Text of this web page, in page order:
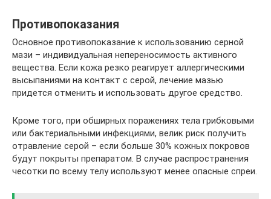
Противопоказания
Основное противопоказание к использованию серной
мази – индивидуальная непереносимость активного
вещества. Если кожа резко реагирует аллергическими
высыпаниями на контакт с серой, лечение мазью
придется отменить и использовать другое средство.
Кроме того, при обширных поражениях тела грибковыми
или бактериальными инфекциями, велик риск получить
отравление серой – если больше 30% кожных покровов
будут покрыты препаратом. В случае распространения
чесотки по всему телу используют менее опасные спреи.